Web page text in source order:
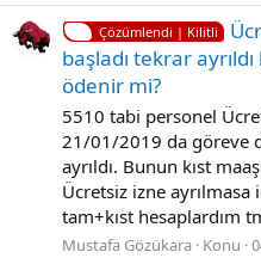
Çözümlendi | Kilitli
başladı tekrar ayrıldı
ödenir mi?
5510 tabi personel
21/01/2019 da göreve
ayrıldı. Bunun kıst
Ücretsiz izne
tam+kıst hesaplardım
Mustafa Gözükara Konu